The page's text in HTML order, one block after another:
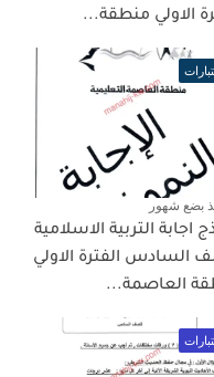
الاولي منطقة...
بضع شهور
اجابة التربية الاسلامية
السادس الفترة الاولي
العاصمة...